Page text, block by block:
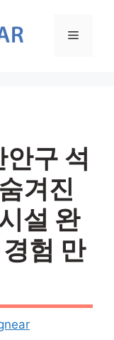
메
구 석
겨진
설 완
험 만